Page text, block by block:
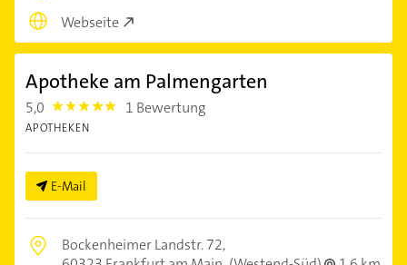
Webseite
Apotheke am Palmengarten
5,0 5.0 1 Bewertung
APOTHEKEN
E-Mail
Bockenheimer Landstr. 72,